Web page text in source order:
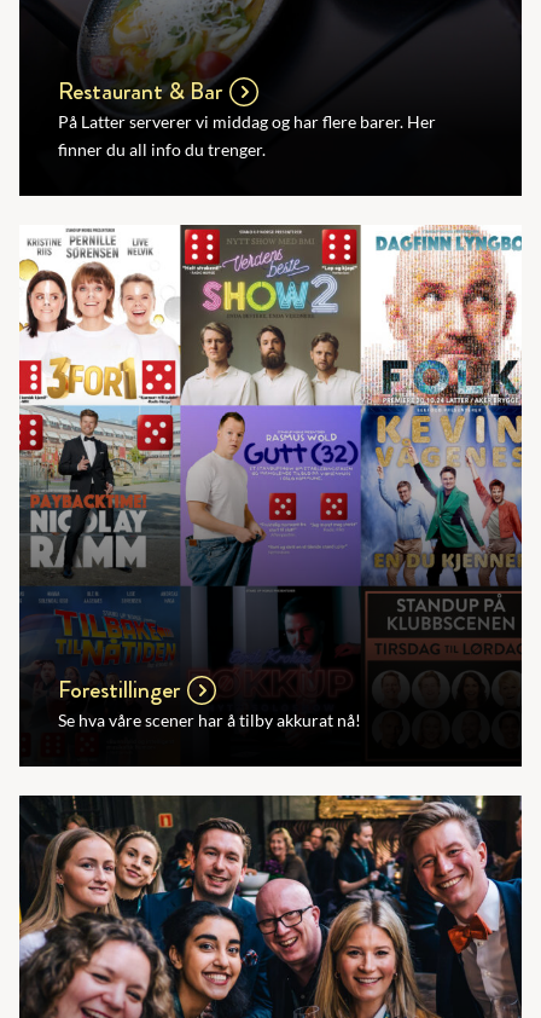
Restaurant & Bar
På Latter serverer vi middag og har flere barer. Her
finner du all info du trenger.
Forestillinger
Se hva våre scener har å tilby akkurat nå!